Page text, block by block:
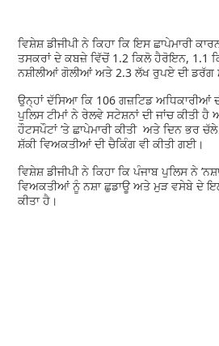
ਵਿਸ਼ੇਸ਼ ਡੀਜੀਪੀ ਨੇ ਕਿਹਾ ਕਿ ਇਸ ਛਾਪੇਮਾਰੀ
ਤਸਕਰਾਂ ਦੇ ਕਬਜ਼ੇ ਵਿੱਚੋਂ 1.2 ਕਿਲੋ ਹੈਰੋਇਨ, 1.1
ਨਸ਼ੀਲੀਆਂ ਗੋਲੀਆਂ ਅਤੇ 2.3 ਲੱਖ ਰੁਪਏ ਦੀ ਡਰੱਗ
ਉਨ੍ਹਾਂ ਦੱਸਿਆ ਕਿ 106 ਗਜ਼ਟਿਡ ਅਧਿਕਾਰੀਆਂ
ਪੁਲਿਸ ਟੀਮਾਂ ਨੇ ਰੇਲਵੇ ਸਟੇਸ਼ਨਾਂ ਦੀ ਜਾਂਚ ਕੀਤੀ
ਹੌਟਸਪੌਟਾਂ ’ਤੇ ਛਾਪੇਮਾਰੀ ਕੀਤੀ ਅਤੇ ਦਿਨ ਭਰ
ਸ਼ੱਕੀ ਵਿਅਕਤੀਆਂ ਦੀ ਚੈਕਿੰਗ ਵੀ ਕੀਤੀ ਗਈ।
ਵਿਸ਼ੇਸ਼ ਡੀਜੀਪੀ ਨੇ ਕਿਹਾ ਕਿ ਪੰਜਾਬ ਪੁਲਿਸ ਨੇ
ਵਿਅਕਤੀਆਂ ਨੂੰ ਨਸ਼ਾ ਛੁਡਾਊ ਅਤੇ ਮੁੜ ਵਸੇਬੇ ਦੇ
ਕੀਤਾ ਹੈ।